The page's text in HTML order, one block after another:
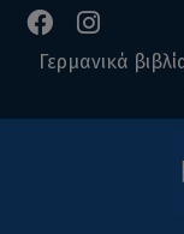
Γερμανικά